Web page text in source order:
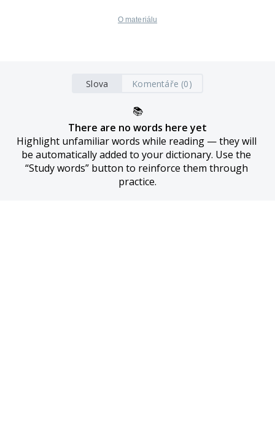
O materiálu
Slova Komentáře (0)
📚
There are no words here yet
Highlight unfamiliar words while reading — they will
be automatically added to your dictionary. Use the
“Study words” button to reinforce them through
practice.